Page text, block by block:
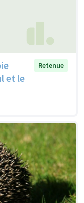
et le
Retenue